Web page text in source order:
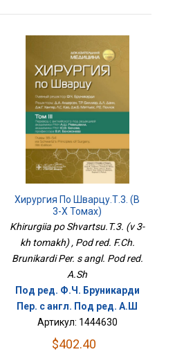
Хирургия По Шварцу.Т.3. (в
3-Х Томах)
Khirurgiia po Shvartsu.T.3. (v 3-
kh tomakh) , Pod red. F.Ch.
Brunikardi Per. s angl. Pod red.
A.Sh
Под ред. Ф.Ч. Бруникарди
Пер. с англ. Под ред. А.Ш
Артикул: 1444630
$402.40